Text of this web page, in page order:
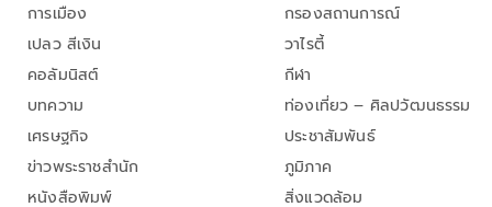
การเมือง
เปลว สีเงิน
คอลัมนิสต์
บทความ
เศรษฐกิจ
ข่าวพระราชสำนัก
หนังสือพิมพ์
กรองสถานการณ์
วาไรตี้
กีฬา
ท่องเที่ยว – ศิลปวัฒนธรรม
ประชาสัมพันธ์
ภูมิภาค
สิ่งแวดล้อม